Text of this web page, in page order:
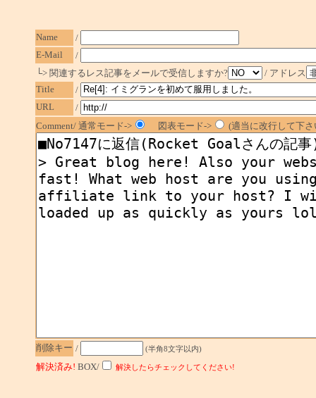
Name
/
E-Mail
/
└> 関連するレス記事をメールで受信しますか?
/ アドレス
Title
/
URL
/
Comment/ 通常モード->
図表モード-> (適当に改行して下
削除キー / (半角8文字以内)
解決済み! BOX/ 解決したらチェックしてください!